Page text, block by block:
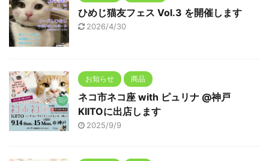
ひめじ猫友フェス Vol.3 を開催します
2026/4/30
お知らせ 商品
ネコ市ネコ座 with ピュリナ @神戸
KIITOに出店します
2025/9/9